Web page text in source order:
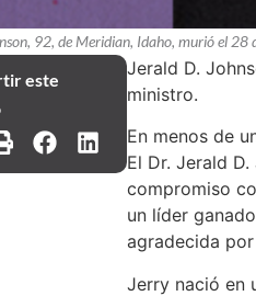
92, de Meridian, Idaho, murió el
este
Jerald D.
ministro.
En menos de
El Dr. Jerald
compromiso
un líder
agradecida
Jerry nació en